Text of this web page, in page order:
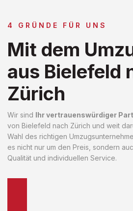
4 GRÜNDE FÜR UNS
Mit dem
aus Bielefeld
Zürich
Wir sind Ihr vertrauenswürdiger
von Bielefeld nach Zürich und weit
Wahl des richtigen
es nicht nur um den Preis, sondern
Qualität und individuellen Service.